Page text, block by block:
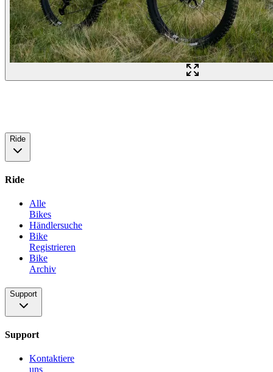
Ride
Ride
Alle
Bikes
Händlersuche
Bike
Registrieren
Bike
Archiv
Support
Support
Kontaktiere
uns